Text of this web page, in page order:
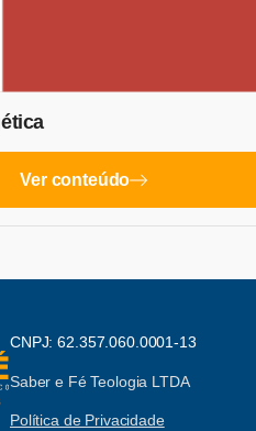
Ver conteúdo
CNPJ: 62.357.060.0001-13
Saber e Fé Teologia LTDA
Política de Privacidade